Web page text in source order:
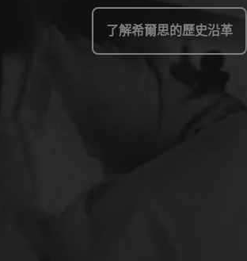
了解希爾思的歷史沿革